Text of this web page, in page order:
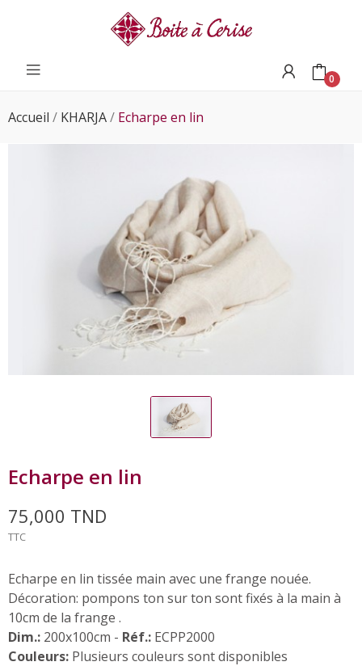
0
Accueil KHARJA Echarpe en lin
Echarpe en lin
75,000 TND
TTC
Echarpe en lin tissée main avec une frange nouée.
Décoration: pompons ton sur ton sont fixés à la main à
10cm de la frange .
Dim.: 200x100cm - Réf.: ECPP2000
Couleurs: Plusieurs couleurs sont disponibles